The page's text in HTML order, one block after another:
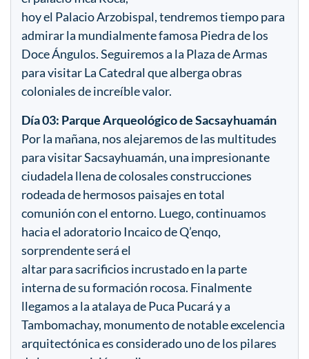
hoy el Palacio Arzobispal, tendremos tiempo para
admirar la mundialmente famosa Piedra de los
Doce Ángulos. Seguiremos a la Plaza de Armas
para visitar La Catedral que alberga obras
coloniales de increíble valor.
Día 03: Parque Arqueológico de Sacsayhuamán
Por la mañana, nos alejaremos de las multitudes
para visitar Sacsayhuamán, una impresionante
ciudadela llena de colosales construcciones
rodeada de hermosos paisajes en total
comunión con el entorno. Luego, continuamos
hacia el adoratorio Incaico de Q’enqo,
sorprendente será el
altar para sacrificios incrustado en la parte
interna de su formación rocosa. Finalmente
llegamos a la atalaya de Puca Pucará y a
Tambomachay, monumento de notable excelencia
arquitectónica es considerado uno de los pilares